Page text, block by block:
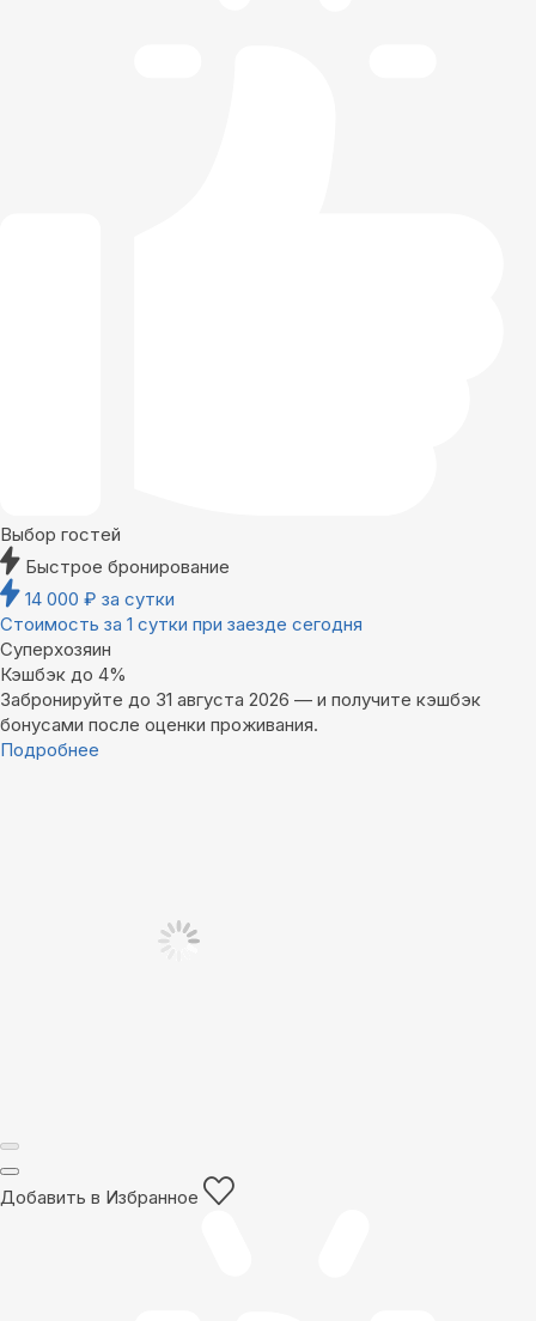
Выбор гостей
Быстрое бронирование
14 000 ₽ за сутки
Стоимость за 1 сутки при заезде сегодня
Суперхозяин
Кэшбэк до 4%
Забронируйте до 31 августа 2026 — и получите кэшбэк
бонусами после оценки проживания.
Подробнее
Добавить в Избранное